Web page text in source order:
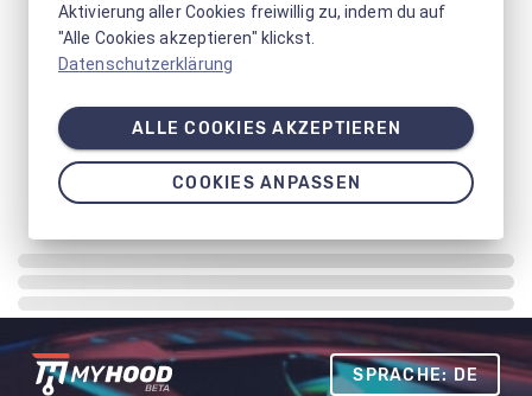
SPRACHE: DE
Aktivierung aller Cookies freiwillig zu, indem du auf
"Alle Cookies akzeptieren" klickst.
Datenschutzerklärung
ALLE COOKIES AKZEPTIEREN
COOKIES ANPASSEN